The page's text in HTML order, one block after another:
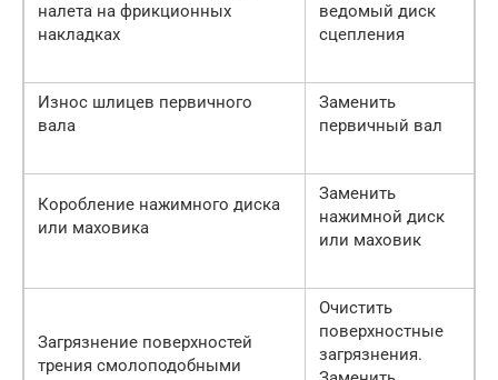
налета на фрикционных
накладках
ведомый диск
сцепления
Износ шлицев первичного
вала
Заменить
первичный вал
Коробление нажимного диска
или маховика
Заменить
нажимной диск
или маховик
Загрязнение поверхностей
трения смолоподобными
Очистить
поверхностные
загрязнения.